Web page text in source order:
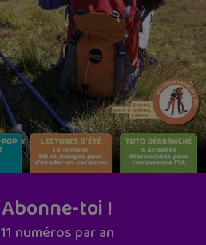
Abonne-toi !
11 numéros par an